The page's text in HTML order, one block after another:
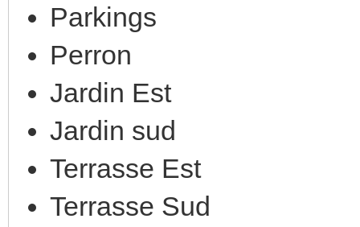
Parkings
Perron
Jardin Est
Jardin sud
Terrasse Est
Terrasse Sud